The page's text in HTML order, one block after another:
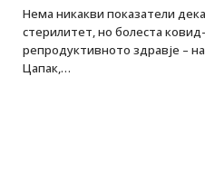
Нема никакви показатели
стерилитет, но болеста
репродуктивното здравје –
Цапак,…